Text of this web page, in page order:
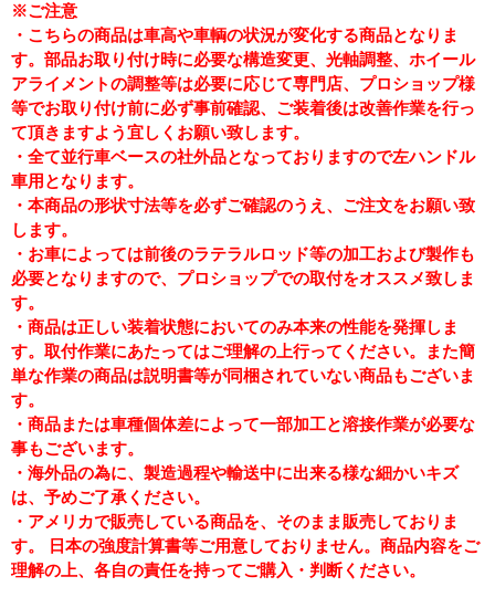
※ご注意
・こちらの商品は車高や車輌の状況が変化する商品となりま
す。部品お取り付け時に必要な構造変更、光軸調整、ホイール
アライメントの調整等は必要に応じて専門店、プロショップ様
等でお取り付け前に必ず事前確認、ご装着後は改善作業を行っ
て頂きますよう宜しくお願い致します。
・全て並行車ベースの社外品となっておりますので左ハンドル
車用となります。
・本商品の形状寸法等を必ずご確認のうえ、ご注文をお願い致
します。
・お車によっては前後のラテラルロッド等の加工および製作も
必要となりますので、プロショップでの取付をオススメ致しま
す。
・商品は正しい装着状態においてのみ本来の性能を発揮しま
す。取付作業にあたってはご理解の上行ってください。また簡
単な作業の商品は説明書等が同梱されていない商品もございま
す。
・商品または車種個体差によって一部加工と溶接作業が必要な
事もございます。
・海外品の為に、製造過程や輸送中に出来る様な細かいキズ
は、予めご了承ください。
・アメリカで販売している商品を、そのまま販売しておりま
す。 日本の強度計算書等ご用意しておりません。商品内容をご
理解の上、各自の責任を持ってご購入・判断ください。